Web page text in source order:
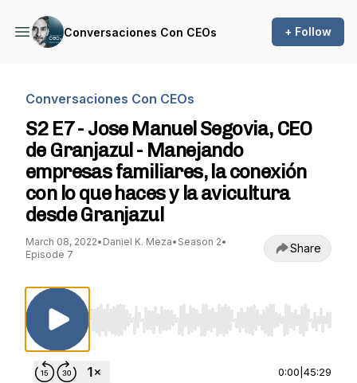
Conversaciones Con CEOs + Follow
Conversaciones Con CEOs
S2 E7 - Jose Manuel Segovia, CEO
de Granjazul - Manejando
empresas familiares, la conexión
con lo que haces y la avicultura
desde Granjazul
March 08, 2022• Daniel K. Meza• Season 2•
Episode 7
Share
Use Left/Right to seek, Home/End to jump to
0:00 45:29